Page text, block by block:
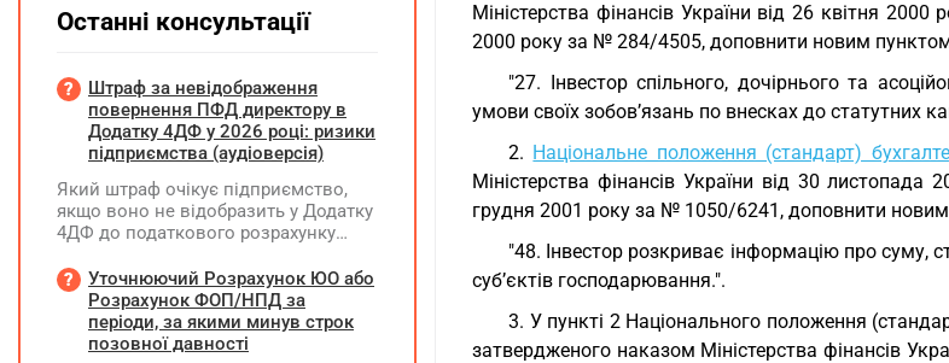
Міністерства фінансів України від 26 квітня
2000 року за № 284/4505, доповнити новим пунктом
"27. Інвестор спільного, дочірнього та
умови своїх зобов’язань по внесках до статутних
2. Національне положення (стандарт)
Міністерства фінансів України від 30
грудня 2001 року за № 1050/6241, доповнити новим
"48. Інвестор розкриває інформацію про суму,
суб’єктів господарювання.".
3. У пункті 2 Національного положення
затвердженого наказом Міністерства фінансів
Останні консультації
Штраф за невідображення
повернення ПФД директору в
Додатку 4ДФ у 2026 році: ризики
підприємства (аудіоверсія)
Який штраф очікує підприємство,
якщо воно не відобразить у Додатку
4ДФ до податкового розрахунку
допомоги (ПФД) директору?
Уточнюючий Розрахунок ЮО або
Розрахунок ФОП/НПД за
періоди, за якими минув строк
позовної давності